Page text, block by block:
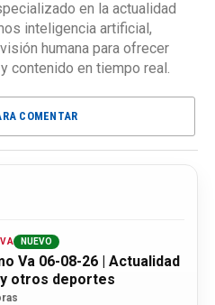
en la actualidad
inteligencia artificial,
humana para ofrecer
contenido en tiempo real.
COMENTAR
NUEVO
Va 06-08-26 | Actualidad
otros deportes